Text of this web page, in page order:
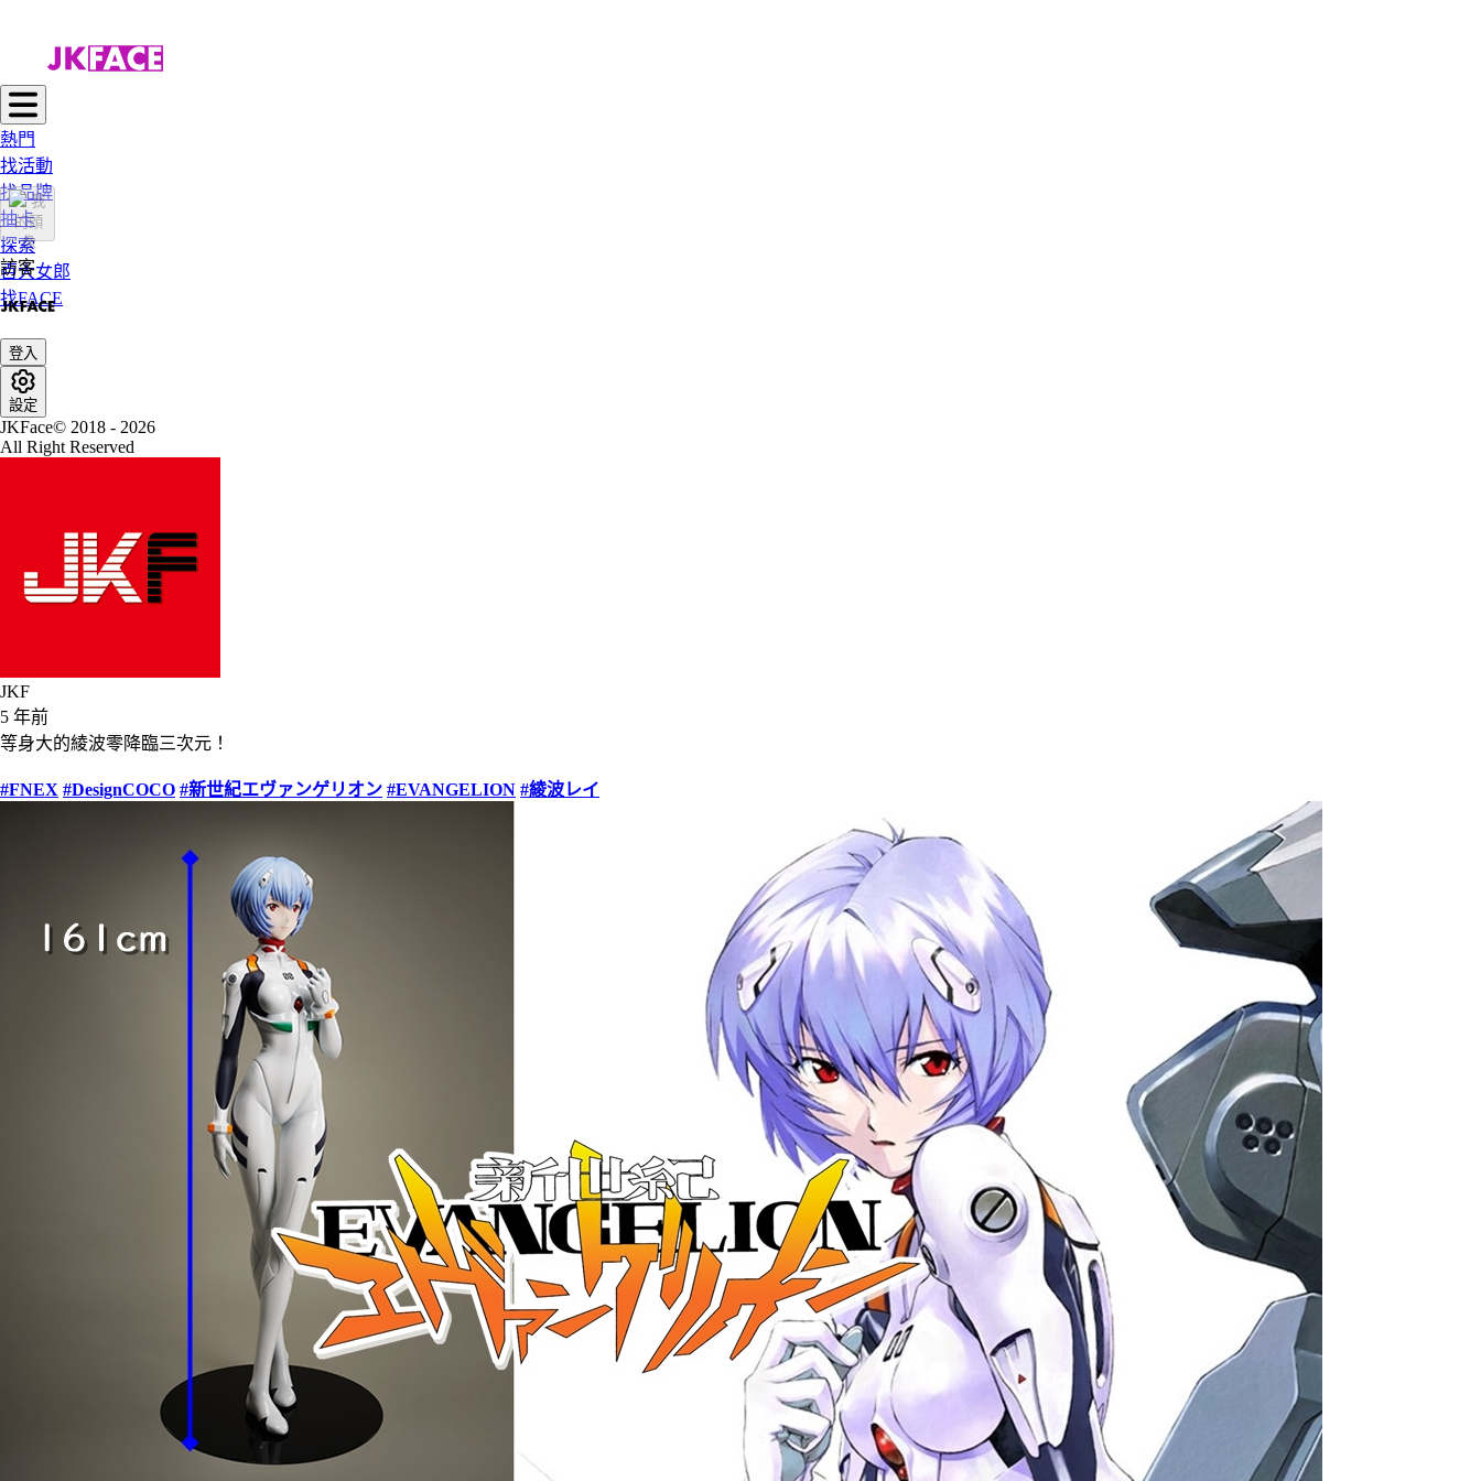
熱門
找活動
找品牌
抽卡
探索
百大女郎
找FACE
訪客
登入
設定
JKFace© 2018 - 2026
All Right Reserved
JKF
5 年前
等身大的綾波零降臨三次元！
#FNEX #DesignCOCO #新世紀エヴァンゲリオン #EVANGELION #綾波レイ